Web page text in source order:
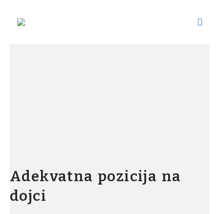
Adekvatna pozicija na
dojci